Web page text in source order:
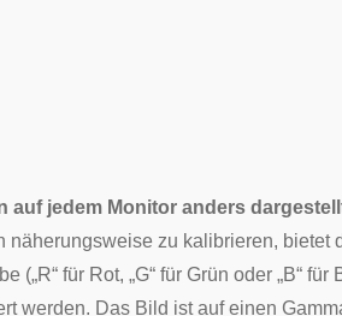
auf jedem Monitor anders
näherungsweise zu kalibrieren, bietet
für Rot, „G“ für Grün oder „B“
werden. Das Bild ist auf einen